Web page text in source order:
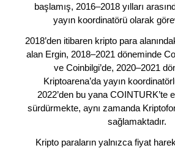
başlamış, 2016–2018 yılları
yayın koordinatörü olarak
2018’den itibaren kripto para
alan Ergin, 2018–2021 döneminde
ve Coinbilgi’de, 2020–2021
Kriptoarena’da yayın
2022’den bu yana COINTURK’te
sürdürmekte, aynı zamanda
sağlamaktadır.
Kripto paraların yalnızca fiyat